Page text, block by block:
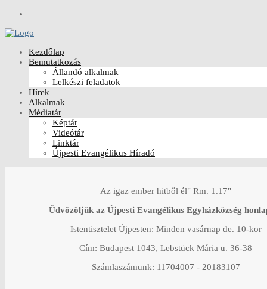
Kezdőlap
Bemutatkozás
Állandó alkalmak
Lelkészi feladatok
Hírek
Alkalmak
Médiatár
Képtár
Videótár
Linktár
Újpesti Evangélikus Híradó
Az igaz ember hitből él" Rm. 1.17"
Üdvözöljük az Újpesti Evangélikus Egyházközség
Istentisztelet Újpesten: Minden vasárnap de. 10-kor
Cím: Budapest 1043, Lebstück Mária u. 36-38
Számlaszámunk: 11704007 - 20183107